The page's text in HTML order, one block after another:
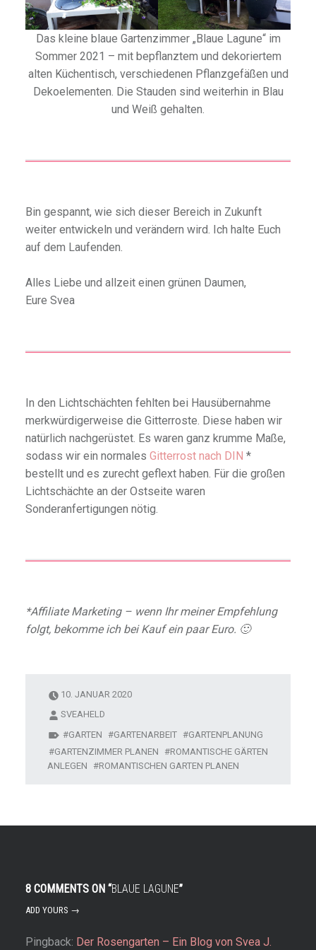
Das kleine blaue Gartenzimmer „Blaue Lagune“ im
Sommer 2021 – mit bepflanztem und dekoriertem
alten Küchentisch, verschiedenen Pflanzgefäßen und
Dekoelementen. Die Stauden sind weiterhin in Blau
und Weiß gehalten.
Bin gespannt, wie sich dieser Bereich in Zukunft
weiter entwickeln und verändern wird. Ich halte Euch
auf dem Laufenden.
Alles Liebe und allzeit einen grünen Daumen,
Eure Svea
In den Lichtschächten fehlten bei Hausübernahme
merkwürdigerweise die Gitterroste. Diese haben wir
natürlich nachgerüstet. Es waren ganz krumme Maße,
sodass wir ein normales Gitterrost nach DIN *
bestellt und es zurecht geflext haben. Für die großen
Lichtschächte an der Ostseite waren
Sonderanfertigungen nötig.
*Affiliate Marketing – wenn Ihr meiner Empfehlung
folgt, bekomme ich bei Kauf ein paar Euro. 🙂
10. JANUAR 2020
SVEAHELD
GARTEN
GARTENARBEIT
GARTENPLANUNG
GARTENZIMMER PLANEN
ROMANTISCHE GÄRTEN
ANLEGEN
ROMANTISCHEN GARTEN PLANEN
8 COMMENTS ON “BLAUE LAGUNE”
ADD YOURS →
Pingback: Der Rosengarten – Ein Blog von Svea J.